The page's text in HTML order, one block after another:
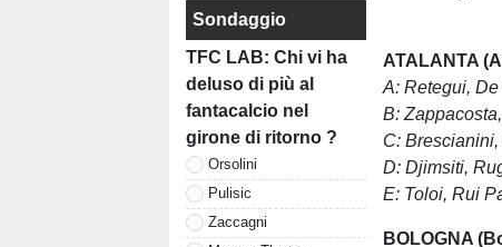
Sondaggio
TFC LAB: Chi vi ha
deluso di più al
fantacalcio nel
girone di ritorno ?
Orsolini
Pulisic
Zaccagni
ATALANTA
A: Retegui,De
B:
C:
D: Djimsiti,
E: Toloi, Rui
BOLOGNA